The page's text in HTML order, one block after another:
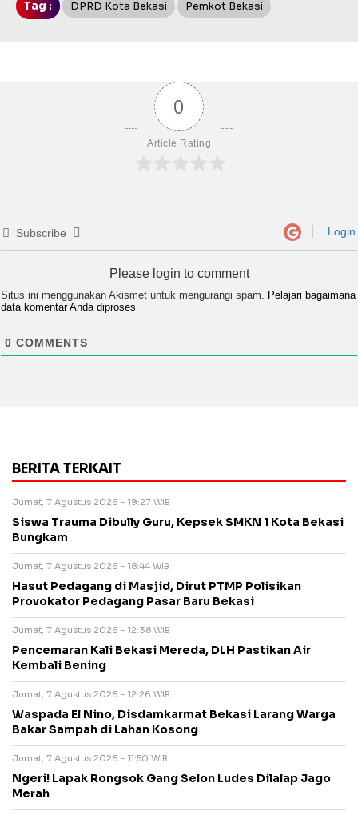
Tag : DPRD Kota Bekasi Pemkot Bekasi
0
Article Rating
Subscribe Login
Please login to comment
Situs ini menggunakan Akismet untuk mengurangi spam. Pelajari bagaimana
data komentar Anda diproses
0 COMMENTS
BERITA TERKAIT
Jumat, 7 Agustus 2026 - 19:27 WIB
Siswa Trauma Dibully Guru, Kepsek SMKN 1 Kota Bekasi
Bungkam
Jumat, 7 Agustus 2026 - 18:44 WIB
Hasut Pedagang di Masjid, Dirut PTMP Polisikan
Provokator Pedagang Pasar Baru Bekasi
Jumat, 7 Agustus 2026 - 12:38 WIB
Pencemaran Kali Bekasi Mereda, DLH Pastikan Air
Kembali Bening
Jumat, 7 Agustus 2026 - 12:26 WIB
Waspada El Nino, Disdamkarmat Bekasi Larang Warga
Bakar Sampah di Lahan Kosong
Jumat, 7 Agustus 2026 - 11:50 WIB
Ngeri! Lapak Rongsok Gang Selon Ludes Dilalap Jago
Merah